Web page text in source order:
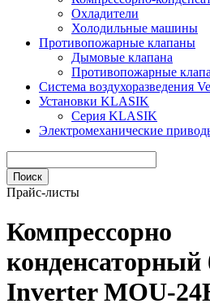
Охладители
Холодильные машины
Противопожарные клапаны
Дымовые клапана
Противопожарные
Система воздухоразведения
Установки KLASIK
Серия KLASIK
Электромеханические
Прайс-листы
Компрессорно
конденсаторный
Inverter MOU-